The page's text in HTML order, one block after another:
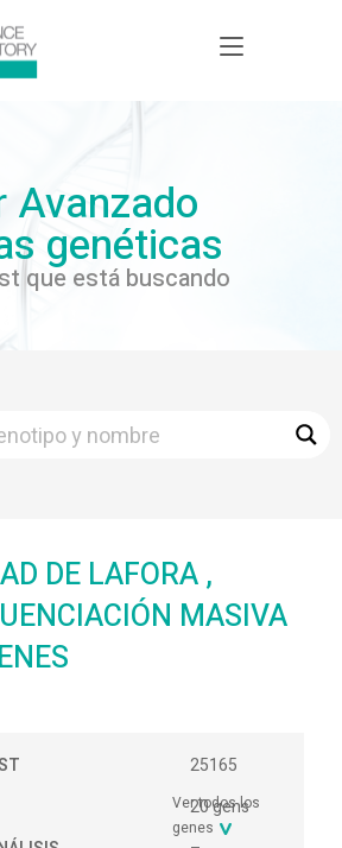
Avanzado
genéticas
que está buscando
DE LAFORA ,
MASIVA
25165
Ver todos los
genes
20 gens